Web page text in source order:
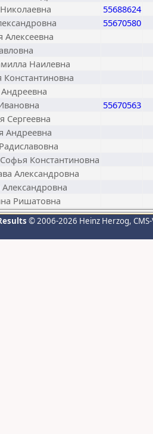
55688624
55670580
Наилевна
55670563
Сергеевна
Андреевна
Константиновна
Александровна
Ришатовна
© 2006-2026 Heinz Herzog,